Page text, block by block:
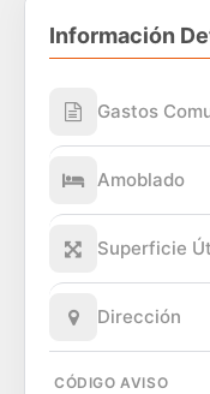
Información
Gastos
Amoblado
Superficie
Dirección
CÓDIGO AVISO